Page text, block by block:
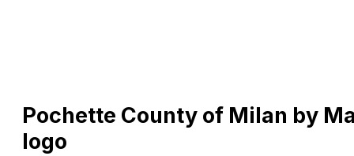
Pochette County of Milan by
logo